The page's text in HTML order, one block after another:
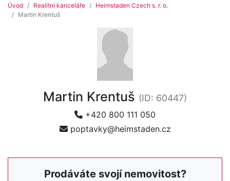
Úvod Realitní kanceláře
Heimstaden Czech s. r. o.
Martin Krentuš
Martin Krentuš (ID: 60447)
+420 800 111 050
poptavky@heimstaden.cz
Prodáváte svojí nemovitost?